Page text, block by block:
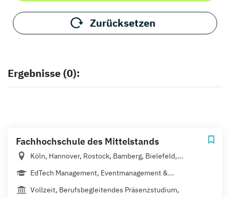
Zurücksetzen
Ergebnisse (0):
Fachhochschule des Mittelstands
Köln, Hannover, Rostock, Bamberg, Bielefeld,...
EdTech Management, Eventmanagement &...
Vollzeit, Berufsbegleitendes Präsenzstudium,